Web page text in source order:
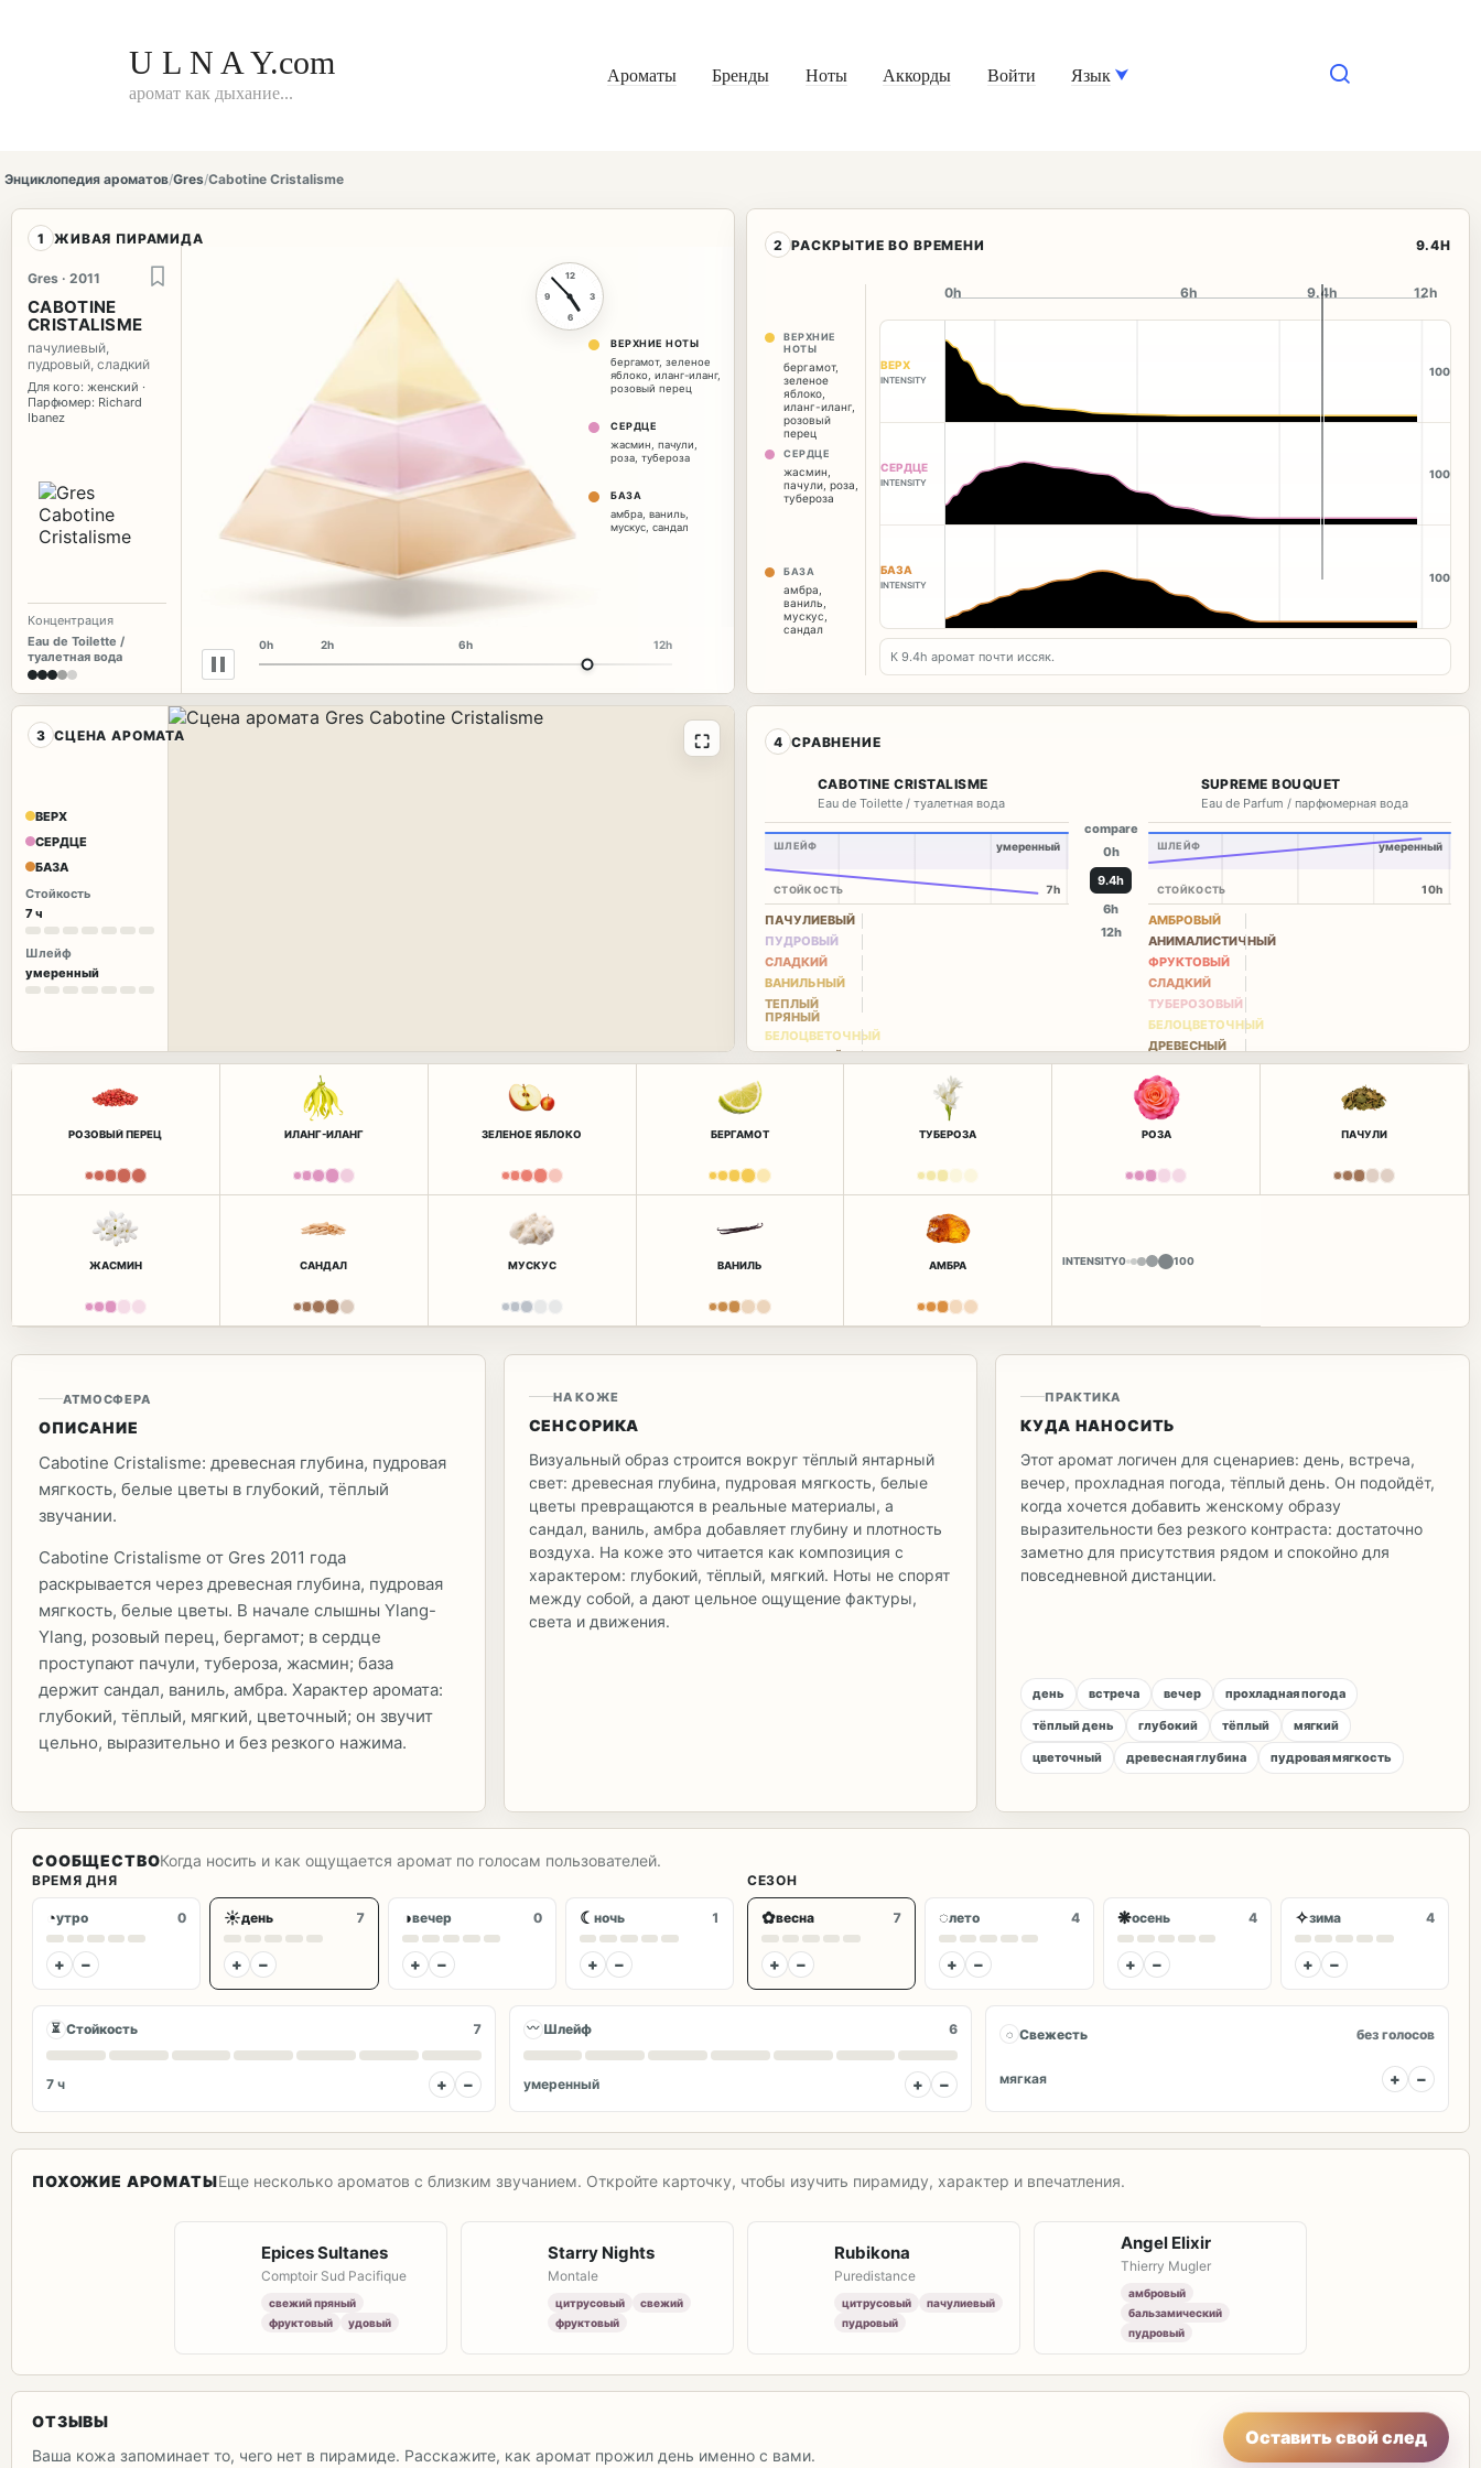
U L N A Y.com
аромат как дыхание...
Ароматы Бренды Ноты Аккорды Войти Язык
Энциклопедия ароматов/Gres/Cabotine Cristalisme
1 ЖИВАЯ ПИРАМИДА
Gres · 2011
CABOTINE
CRISTALISME
пачулиевый,
пудровый, сладкий
Для кого: женский ·
Парфюмер: Richard
Ibanez
Концентрация
Eau de Toilette /
туалетная вода
12
3
6
9
0h 2h 6h 12h
ВЕРХНИЕ НОТЫ
бергамот, зеленое
яблоко иланг-иланг,
розовый перец
СЕРДЦЕ
жасмин
пачули
роза тубероза
БАЗА
амбра ваниль
мускус сандал
2 РАСКРЫТИЕ ВО ВРЕМЕНИ 9.6H
ВЕРХНИЕ
НОТЫ
бергамот,
зеленое
яблоко
иланг-иланг
розовый
перец
СЕРДЦЕ
жасмин
пачули роза
тубероза
БАЗА
амбра
ваниль
мускус
сандал
0h 9.6h
6h 12h
ВЕРХ
INTENSITY
100
СЕРДЦЕ
INTENSITY
100
БАЗА
INTENSITY
100
К 9.6h аромат почти иссяк.
3 СЦЕНА АРОМАТА
ВЕРХ
СЕРДЦЕ
БАЗА
Стойкость
7 ч
Шлейф
умеренный
⛶ 4 СРАВНЕНИЕ
CABOTINE CRISTALISME
Eau de Toilette / туалетная вода
ШЛЕЙФ
СТОЙКОСТЬ
умеренный
7h
ПАЧУЛИЕВЫЙ
ПУДРОВЫЙ
СЛАДКИЙ
ВАНИЛЬНЫЙ
ТЕПЛЫЙ
ПРЯНЫЙ
БЕЛОЦВЕТОЧНЫЙ
compare
0h
9.6h
6h
12h
SUPREME BOUQUET
Eau de Parfum / парфюмерная вода
ШЛЕЙФ
СТОЙКОСТЬ
умеренный
10h
АМБРОВЫЙ
АНИМАЛИСТИЧНЫЙ
ФРУКТОВЫЙ
СЛАДКИЙ
ТУБЕРОЗОВЫЙ
БЕЛОЦВЕТОЧНЫЙ
ДРЕВЕСНЫЙ
РОЗОВЫЙ ПЕРЕЦ ИЛАНГ-ИЛАНГ ЗЕЛЕНОЕ ЯБЛОКО БЕРГАМОТ ТУБЕРОЗА РОЗА ПАЧУЛИ
ЖАСМИН САНДАЛ МУСКУС ВАНИЛЬ АМБРА INTENSITY0 100
АТМОСФЕРА
ОПИСАНИЕ
Cabotine Cristalisme: древесная глубина, пудровая
мягкость, белые цветы в глубокий, тёплый
звучании.
Cabotine Cristalisme от Gres 2011 года
раскрывается через древесная глубина, пудровая
мягкость, белые цветы. В начале слышны Ylang-
Ylang, розовый перец, бергамот; в сердце
проступают пачули, тубероза, жасмин; база
держит сандал, ваниль, амбра. Характер аромата:
глубокий, тёплый, мягкий, цветочный; он звучит
цельно, выразительно и без резкого нажима.
НА КОЖЕ
СЕНСОРИКА
Визуальный образ строится вокруг тёплый янтарный
свет: древесная глубина, пудровая мягкость, белые
цветы превращаются в реальные материалы, а
сандал, ваниль, амбра добавляет глубину и плотность
воздуха. На коже это читается как композиция с
характером: глубокий, тёплый, мягкий. Ноты не спорят
между собой, а дают цельное ощущение фактуры,
света и движения.
ПРАКТИКА
КУДА НАНОСИТЬ
Этот аромат логичен для сценариев: день, встреча,
вечер, прохладная погода, тёплый день. Он подойдёт,
когда хочется добавить женскому образу
выразительности без резкого контраста: достаточно
заметно для присутствия рядом и спокойно для
повседневной дистанции.
день встреча вечер прохладная погода
тёплый день глубокий тёплый мягкий
цветочный древесная глубина пудровая мягкость
СООБЩЕСТВОКогда носить и как ощущается аромат по голосам пользователей.
ВРЕМЯ ДНЯ
◔утро 0
+ −
☀день 7
+ −
◑вечер 0
+ −
☾ ночь 1
+ −
СЕЗОН
✿весна 7
+ −
◌лето 4
+ −
❋осень 4
+ −
✧зима 4
+ −
⏳ Стойкость 7
7 ч + −
〰 Шлейф 6
умеренный + −
◌ Свежесть без голосов
мягкая + −
ПОХОЖИЕ АРОМАТЫЕще несколько ароматов с близким звучанием. Откройте карточку, чтобы изучить пирамиду, характер и впечатления.
Epices Sultanes
Comptoir Sud Pacifique
свежий пряный
фруктовый
удовый
Starry Nights
Montale
цитрусовый
свежий
фруктовый
Rubikona
Puredistance
цитрусовый
пачулиевый
пудровый
Angel Elixir
Thierry Mugler
амбровый
бальзамический
пудровый
ОТЗЫВЫ
Ваша кожа запоминает то, чего нет в пирамиде. Расскажите, как аромат прожил день именно с вами.
Оставить свой след